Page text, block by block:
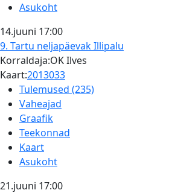
Asukoht
14.juuni 17:00
9. Tartu neljapäevakIllipalu
Korraldaja:OK Ilves
Kaart:2013033
Tulemused (235)
Vaheajad
Graafik
Teekonnad
Kaart
Asukoht
21.juuni 17:00